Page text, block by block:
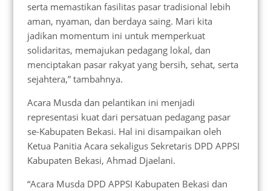
serta memastikan fasilitas pasar tradisional lebih
aman, nyaman, dan berdaya saing. Mari kita
jadikan momentum ini untuk memperkuat
solidaritas, memajukan pedagang lokal, dan
menciptakan pasar rakyat yang bersih, sehat, serta
sejahtera,” tambahnya.
Acara Musda dan pelantikan ini menjadi
representasi kuat dari persatuan pedagang pasar
se-Kabupaten Bekasi. Hal ini disampaikan oleh
Ketua Panitia Acara sekaligus Sekretaris DPD APPSI
Kabupaten Bekasi, Ahmad Djaelani.
“Acara Musda DPD APPSI Kabupaten Bekasi dan